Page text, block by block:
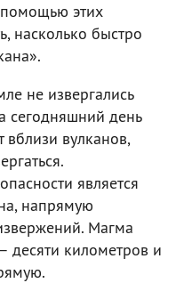
этих
насколько быстро
не извергались
сегодняшний день
вулканов,
является
напрямую
Магма
десяти километров и